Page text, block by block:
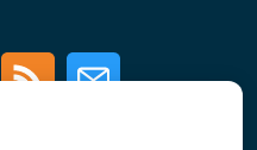
InstagramRSS Newsletter